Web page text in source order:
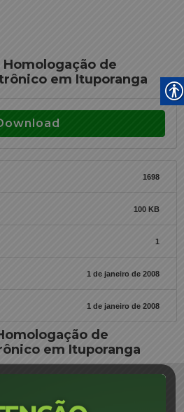
de
em Ituporanga
1698
100 KB
1
1 de janeiro de 2008
1 de janeiro de 2008
de
em Ituporanga